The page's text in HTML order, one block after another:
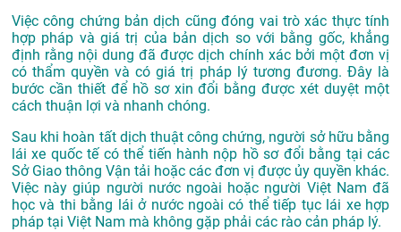
Việc công chứng bản dịch cũng đóng vai trò xác thực tính
hợp pháp và giá trị của bản dịch so với bằng gốc, khẳng
định rằng nội dung đã được dịch chính xác bởi một đơn vị
có thẩm quyền và có giá trị pháp lý tương đương. Đây là
bước cần thiết để hồ sơ xin đổi bằng được xét duyệt một
cách thuận lợi và nhanh chóng.
Sau khi hoàn tất dịch thuật công chứng, người sở hữu bằng
lái xe quốc tế có thể tiến hành nộp hồ sơ đổi bằng tại các
Sở Giao thông Vận tải hoặc các đơn vị được ủy quyền khác.
Việc này giúp người nước ngoài hoặc người Việt Nam đã
học và thi bằng lái ở nước ngoài có thể tiếp tục lái xe hợp
pháp tại Việt Nam mà không gặp phải các rào cản pháp lý.